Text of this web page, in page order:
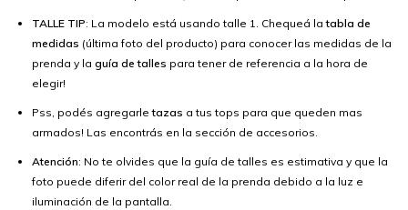
TALLE TIP: La modelo está usando talle 1. Chequeá latabla de
medidas (última foto del producto) para conocer las medidas de la
prenda y la guía de talles para tener de referencia a la hora de
elegir!
Pss, podés agregarletazas a tus tops para que queden mas
armados! Las encontrás en la sección de accesorios.
Atención: No te olvides que la guía de talles es estimativa y que la
foto puede diferir del color real de la prenda debido a la luz e
iluminación de la pantalla.